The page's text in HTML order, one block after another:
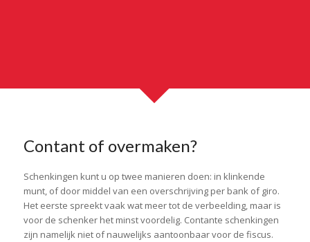
Contant of overmaken?
Schenkingen kunt u op twee manieren doen: in klinkende
munt, of door middel van een overschrijving per bank of giro.
Het eerste spreekt vaak wat meer tot de verbeelding, maar is
voor de schenker het minst voordelig. Contante schenkingen
zijn namelijk niet of nauwelijks aantoonbaar voor de fiscus.